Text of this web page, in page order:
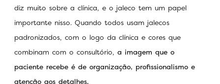
diz muito sobre a clínica, e o jaleco tem um papel
importante nisso. Quando todos usam jalecos
padronizados, com o logo da clínica e cores que
combinam com o consultório, a imagem que o
paciente recebe é de organização, profissionalismo e
atenção aos detalhes.